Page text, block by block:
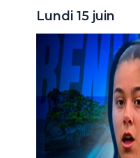
Lundi 15 juin